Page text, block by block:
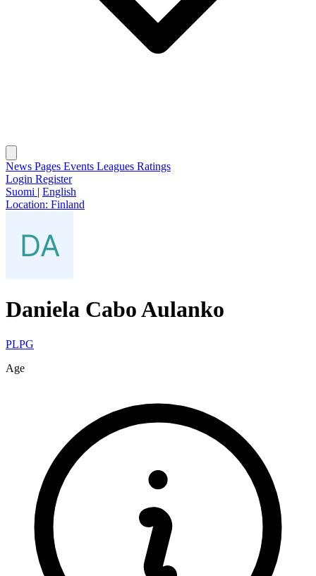
News Pages Events Leagues Ratings
Login Register
Suomi | English
Location: Finland
Daniela Cabo Aulanko
PLPG
Age